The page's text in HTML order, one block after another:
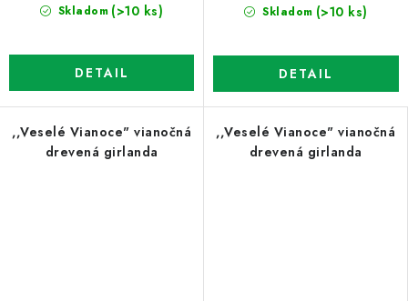
Skladom (>10 ks)
DETAIL
Skladom (>10 ks)
DETAIL
,,Veselé Vianoce" vianočná
drevená girlanda
,,Veselé Vianoce" vianočná
drevená girlanda